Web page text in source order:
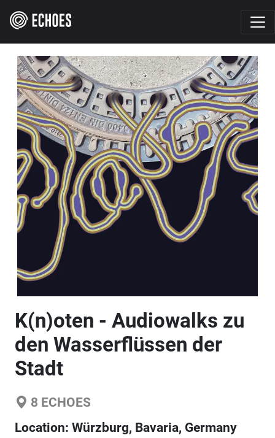
K(n)oten - Audiowalks zu
den Wasserflüssen der
Stadt
8 ECHOES
Location: Würzburg, Bavaria, Germany